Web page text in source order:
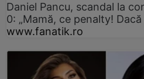
Daniel Pancu, scandal la
0: „Mamă, ce penalty!
www.fanatik.ro